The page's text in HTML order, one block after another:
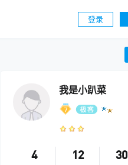
登录
我是小趴菜
4 12 30